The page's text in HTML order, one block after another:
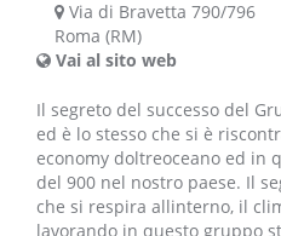
Via di Bravetta 790/796
Roma (RM)
Vai al sito web
Il segreto del successo del
ed è lo stesso che si è
economy doltreoceano ed in
del 900 nel nostro paese. Il
che si respira allinterno, il
lavorando in questo gruppo